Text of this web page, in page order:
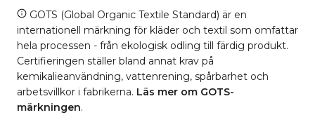
GOTS (Global Organic Textile Standard) är en
internationell märkning för kläder och textil som omfattar
hela processen - från ekologisk odling till färdig produkt.
Certifieringen ställer bland annat krav på
kemikalieanvändning, vattenrening, spårbarhet och
arbetsvillkor i fabrikerna. Läs mer om GOTS-
märkningen.